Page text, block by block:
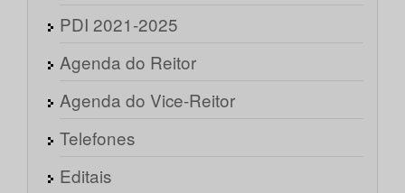
PDI 2021-2025
Agenda do Reitor
Agenda do Vice-Reitor
Telefones
Editais